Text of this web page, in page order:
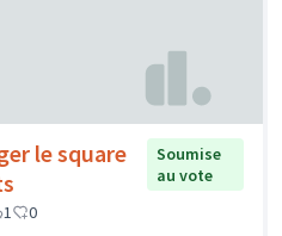
le square
Soumise
au vote
1 0